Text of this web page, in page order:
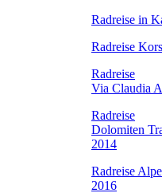
Radreise in
Radreise
Radreise
Via Claudia
Radreise
Dolomiten
2014
Radreise
2016